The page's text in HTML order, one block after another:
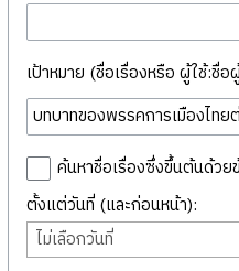
เป้าหมาย (ชื่อเรื่องหรือ ผู้ใช้:ชื่อ
ค้นหาชื่อเรื่องซึ่งขึ้นต้นด้วย
ตั้งแต่วันที่ (และก่อนหน้า):
ไม่เลือกวันที่